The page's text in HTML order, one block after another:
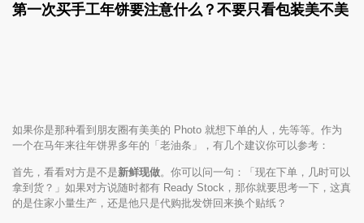
第一次买手工年饼要注意什么？不要只看包装美不美
如果你是那种看到朋友圈有美美的 Photo 就想下单的人，先等等。作为
一个在马年来往年饼界多年的「老油条」，有几个建议你可以参考：
首先，看看对方是不是新鲜现做。你可以问一句：「现在下单，几时可以
拿到货？」如果对方说随时都有 Ready Stock，那你就要思考一下，这真
的是住家小量生产，还是他只是代购批发饼回来换个贴纸？